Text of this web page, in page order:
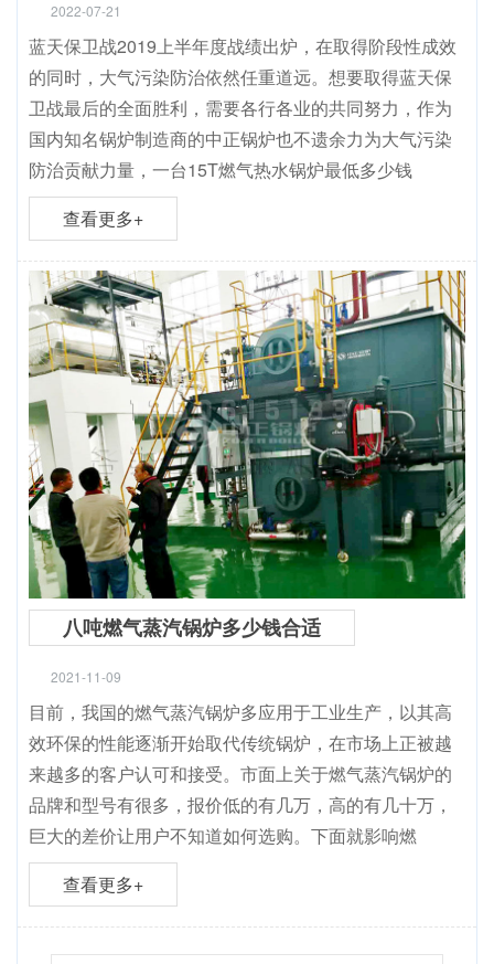
2022-07-21
蓝天保卫战2019上半年度战绩出炉，在取得阶段性成效
的同时，大气污染防治依然任重道远。想要取得蓝天保
卫战最后的全面胜利，需要各行各业的共同努力，作为
国内知名锅炉制造商的中正锅炉也不遗余力为大气污染
防治贡献力量，一台15T燃气热水锅炉最低多少钱
查看更多+
八吨燃气蒸汽锅炉多少钱合适
2021-11-09
目前，我国的燃气蒸汽锅炉多应用于工业生产，以其高
效环保的性能逐渐开始取代传统锅炉，在市场上正被越
来越多的客户认可和接受。市面上关于燃气蒸汽锅炉的
品牌和型号有很多，报价低的有几万，高的有几十万，
巨大的差价让用户不知道如何选购。下面就影响燃
查看更多+